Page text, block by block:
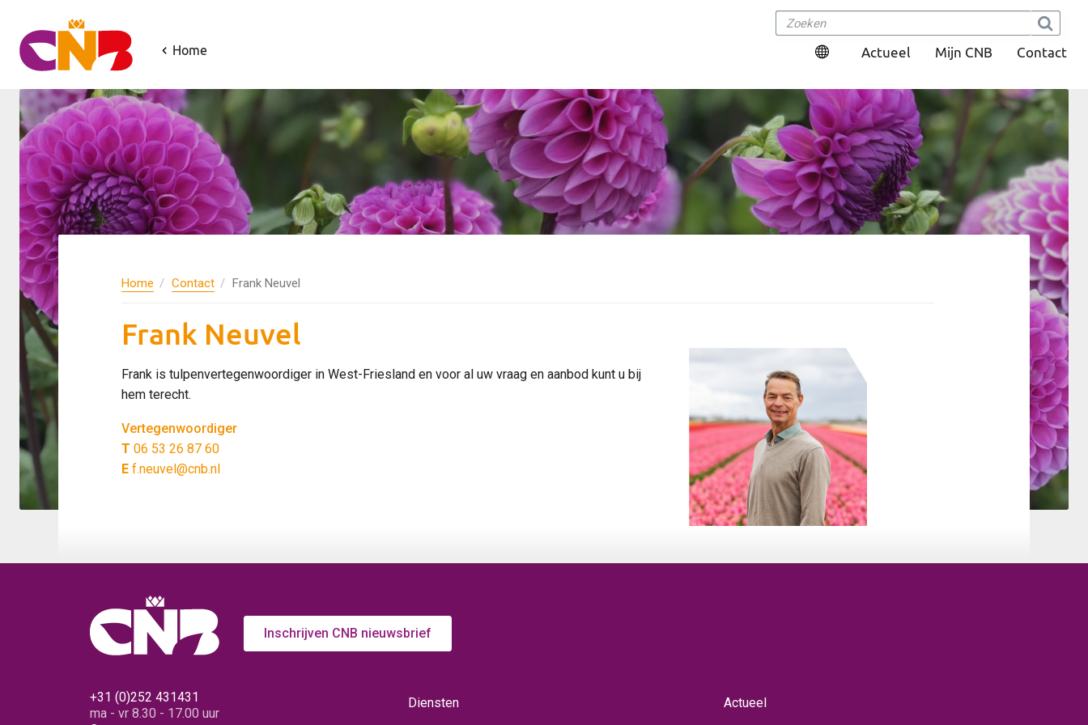
Home Actueel Mijn CNB Contact
Home Contact Frank Neuvel
Frank Neuvel
Frank is tulpenvertegenwoordiger in West-Friesland en voor al uw vraag en aanbod kunt u bij
hem terecht.
Vertegenwoordiger
T 06 53 26 87 60
E f.neuvel@cnb.nl
Inschrijven CNB nieuwsbrief
+31 (0)252 431431
ma - vr 8.30 - 17.00 uur
Diensten
Actueel